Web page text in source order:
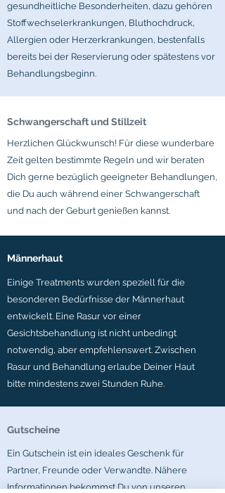
gesundheitliche Besonderheiten, dazu gehören
Stoffwechselerkrankungen, Bluthochdruck,
Allergien oder Herzerkrankungen, bestenfalls
bereits bei der Reservierung oder spätestens vor
Behandlungsbeginn.
Schwangerschaft und Stillzeit
Herzlichen Glückwunsch! Für diese wunderbare
Zeit gelten bestimmte Regeln und wir beraten
Dich gerne bezüglich geeigneter Behandlungen,
die Du auch während einer Schwangerschaft
und nach der Geburt genießen kannst.
Männerhaut
Einige Treatments wurden speziell für die
besonderen Bedürfnisse der Männerhaut
entwickelt. Eine Rasur vor einer
Gesichtsbehandlung ist nicht unbedingt
notwendig, aber empfehlenswert. Zwischen
Rasur und Behandlung erlaube Deiner Haut
bitte mindestens zwei Stunden Ruhe.
Gutscheine
Ein Gutschein ist ein ideales Geschenk für
Partner, Freunde oder Verwandte. Nähere
Informationen bekommst Du von unseren